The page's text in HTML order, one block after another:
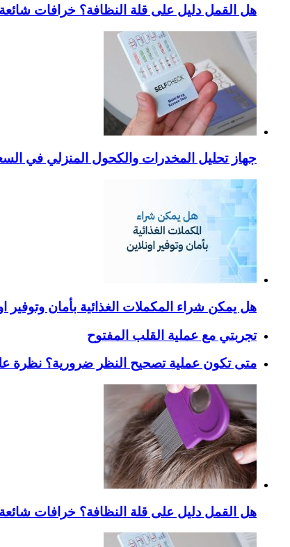
هل القمل دليل على قلة النظافة؟ خرافات
جهاز تحليل المخدرات والكحول المنزلي في
هل يمكن شراء المكملات الغذائية بأمان وتوفير
تجربتي مع عملية القلب المفتوح
متى تكون عملية تصحيح النظر ضرورية؟ نظرة
هل القمل دليل على قلة النظافة؟ خرافات